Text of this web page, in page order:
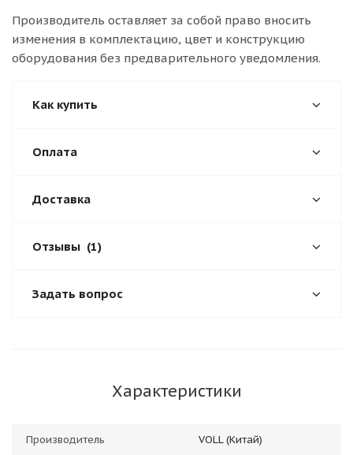
Производитель оставляет за собой право вносить
изменения в комплектацию, цвет и конструкцию
оборудования без предварительного уведомления.
Как купить
Оплата
Доставка
Отзывы (1)
Задать вопрос
Характеристики
Производитель VOLL (Китай)